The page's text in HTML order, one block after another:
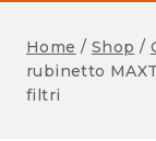
Home / Shop /
rubinetto
filtri